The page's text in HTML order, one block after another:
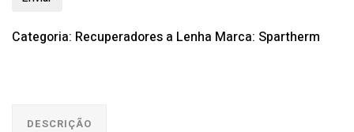
Categoria: Recuperadores a Lenha Marca: Spartherm
DESCRIÇÃO